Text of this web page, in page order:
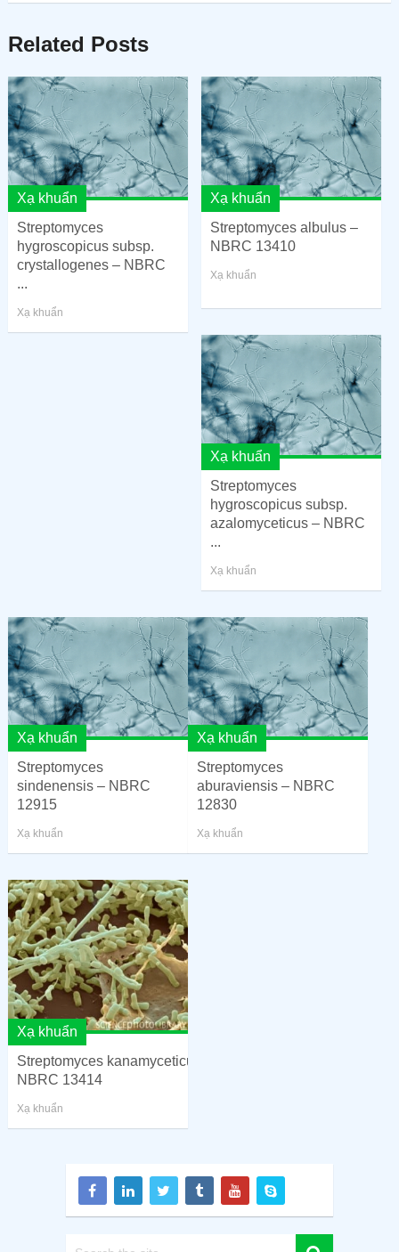
Related Posts
Xạ khuẩn
Streptomyces
hygroscopicus subsp.
crystallogenes – NBRC
...
Xạ khuẩn
Xạ khuẩn
Streptomyces albulus –
NBRC 13410
Xạ khuẩn
Xạ khuẩn
Streptomyces
hygroscopicus subsp.
azalomyceticus – NBRC
...
Xạ khuẩn
Xạ khuẩn
Streptomyces
sindenensis – NBRC
12915
Xạ khuẩn
Xạ khuẩn
Streptomyces
aburaviensis – NBRC
12830
Xạ khuẩn
Xạ khuẩn
Streptomyces kanamyceticus –
NBRC 13414
Xạ khuẩn